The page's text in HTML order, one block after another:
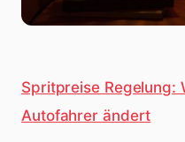
Spritpreise Regelung:
Autofahrer ändert